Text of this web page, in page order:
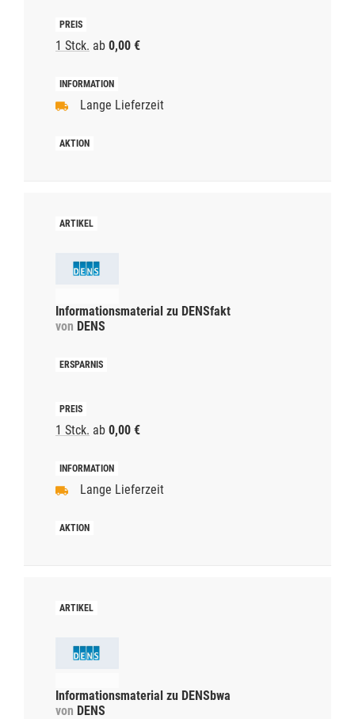
1 Stck. ab 0,00 €
Lange Lieferzeit
Informationsmaterial zu DENSfakt
von DENS
1 Stck. ab 0,00 €
Lange Lieferzeit
Informationsmaterial zu DENSbwa
von DENS